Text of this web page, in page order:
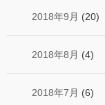
2018年9月 (20)
2018年8月 (4)
2018年7月 (6)